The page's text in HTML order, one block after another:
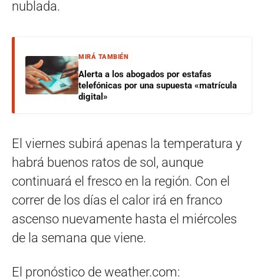
nublada.
MIRÁ TAMBIÉN
Alerta a los abogados por estafas
telefónicas por una supuesta «matrícula
digital»
El viernes subirá apenas la temperatura y
habrá buenos ratos de sol, aunque
continuará el fresco en la región. Con el
correr de los días el calor irá en franco
ascenso nuevamente hasta el miércoles
de la semana que viene.
El pronóstico de weather.com: